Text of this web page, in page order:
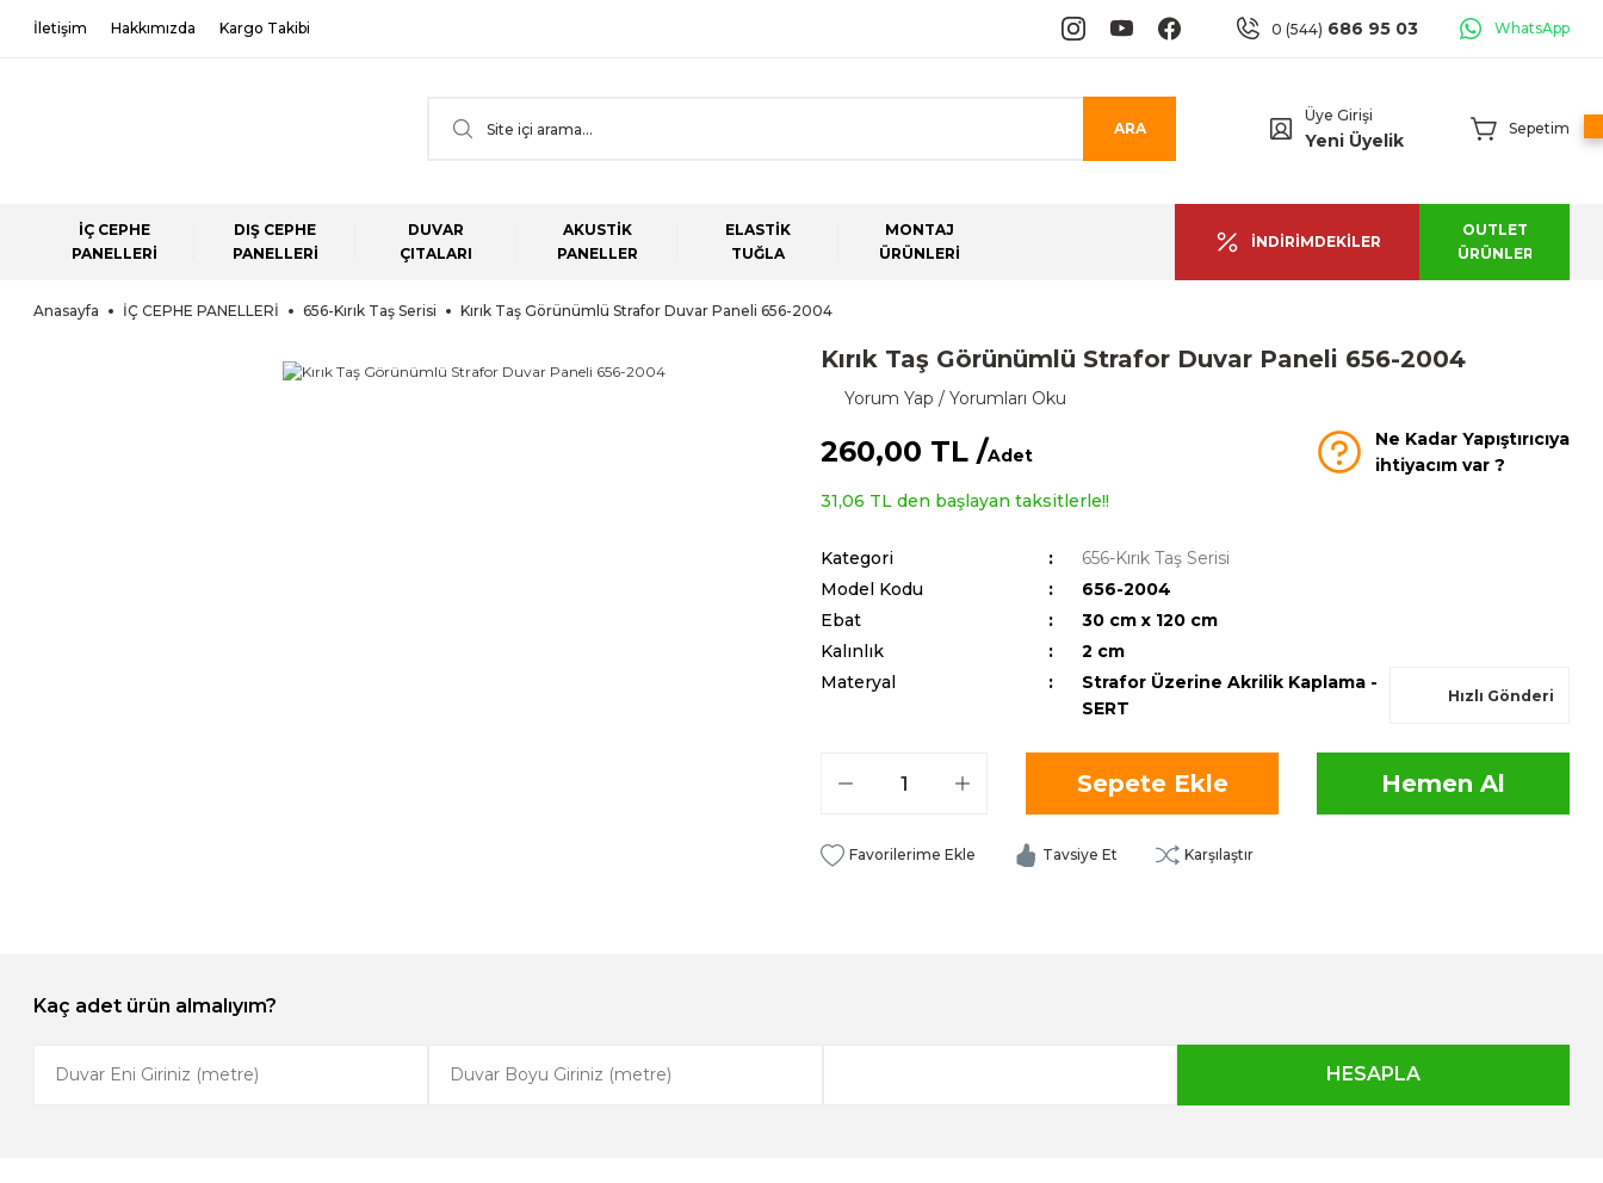
İletişim Hakkımızda Kargo Takibi 0 (544) 686 95 03 WhatsApp
ARA
Üye Girişi
Yeni Üyelik
Sepetim
İÇ CEPHE
PANELLERİ
DIŞ CEPHE
PANELLERİ
DUVAR
ÇITALARI
AKUSTİK
PANELLER
ELASTİK
TUĞLA
MONTAJ
ÜRÜNLERİ
İNDİRİMDEKİLER
OUTLET
ÜRÜNLER
Anasayfa İÇ CEPHE PANELLERİ 656-Kırık Taş Serisi Kırık Taş Görünümlü Strafor Duvar Paneli 656-2004
Kırık Taş Görünümlü Strafor Duvar Paneli 656-2004
Yorum Yap / Yorumları Oku
260,00 TL /Adet
Ne Kadar Yapıştırıcıya
ihtiyacım var ?
31,06 TL den başlayan taksitlerle!!
Kategori
656-Kırık Taş Serisi
Model Kodu
656-2004
Ebat
30 cm x 120 cm
Kalınlık
2 cm
Materyal
Strafor Üzerine Akrilik Kaplama -
SERT
Hızlı Gönderi
Sepete Ekle Hemen Al
Tavsiye Et Karşılaştır
Kaç adet ürün almalıyım?